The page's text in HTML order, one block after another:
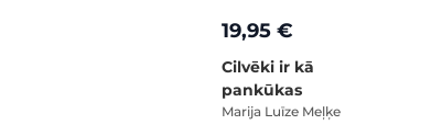
19,95 €
Cilvēki ir kā
pankūkas
Marija Luīze Meļķe